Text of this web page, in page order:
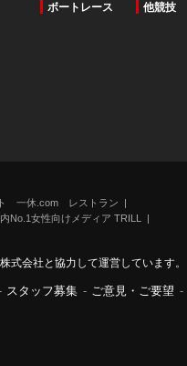
ボートレース 他競技
一休.com レストラン
No.1女性向けメディア TRILL
式会社と協力して運営しています。
スタッフ募集 - ご意見・ご要望 -